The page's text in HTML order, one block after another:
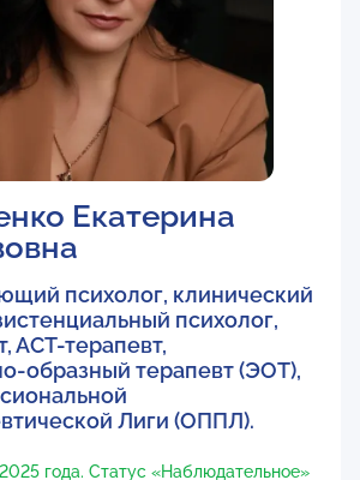
Екатерина
психолог, клинический
психолог,
АСТ-терапевт,
образный терапевт (ЭОТ),
Лиги (ОППЛ).
года. Статус «Наблюдательное»